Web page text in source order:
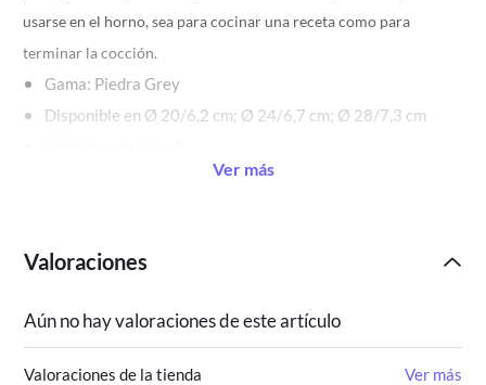
usarse en el horno, sea para cocinar una receta como para
terminar la cocción.
Gama: Piedra Grey
Disponible en Ø 20/6,2 cm; Ø 24/6,7 cm; Ø 28/7,3 cm
Cuerpo de aluminio forjado
Sistema Full induction.
Ideal para cocciones a alta temperatura.
Ver más
Valoraciones
Aún no hay valoraciones de este artículo
Valoraciones de la tienda Ver más